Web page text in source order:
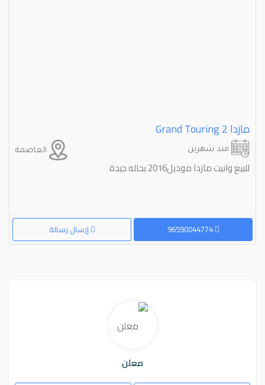
مازدا ⁦2⁩ ⁦Grand Touring⁩
العاصمة منذ شهرين
للبيع وانيت مازدا موديل2016 بحاله جيدة
إرسال رسالة 96590044774
معلن